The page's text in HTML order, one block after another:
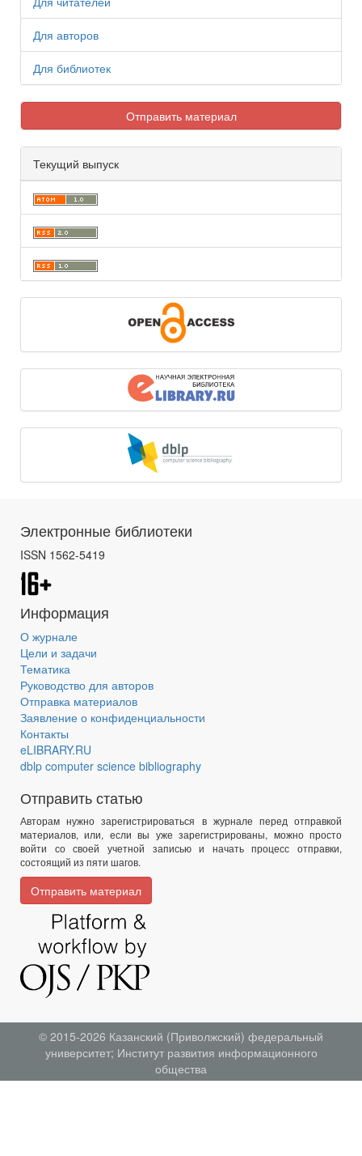
Для авторов
Для библиотек
Отправить материал
Текущий выпуск
Электронные библиотеки
ISSN 1562-5419
Информация
О журнале
Цели и задачи
Тематика
Руководство для авторов
Отправка материалов
Заявление о конфиденциальности
Контакты
eLIBRARY.RU
dblp computer science bibliography
Отправить статью
Авторам нужно зарегистрироваться в журнале перед отправкой
материалов, или, если вы уже зарегистрированы, можно просто
войти со своей учетной записью и начать процесс отправки,
состоящий из пяти шагов.
Отправить материал
© 2015-2026 Казанский (Приволжский) федеральный
университет; Институт развития информационного
общества